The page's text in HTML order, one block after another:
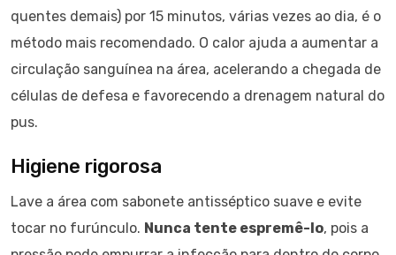
quentes demais) por 15 minutos, várias vezes ao dia, é o
método mais recomendado. O calor ajuda a aumentar a
circulação sanguínea na área, acelerando a chegada de
células de defesa e favorecendo a drenagem natural do
pus.
Higiene rigorosa
Lave a área com sabonete antisséptico suave e evite
tocar no furúnculo. Nunca tente espremê-lo, pois a